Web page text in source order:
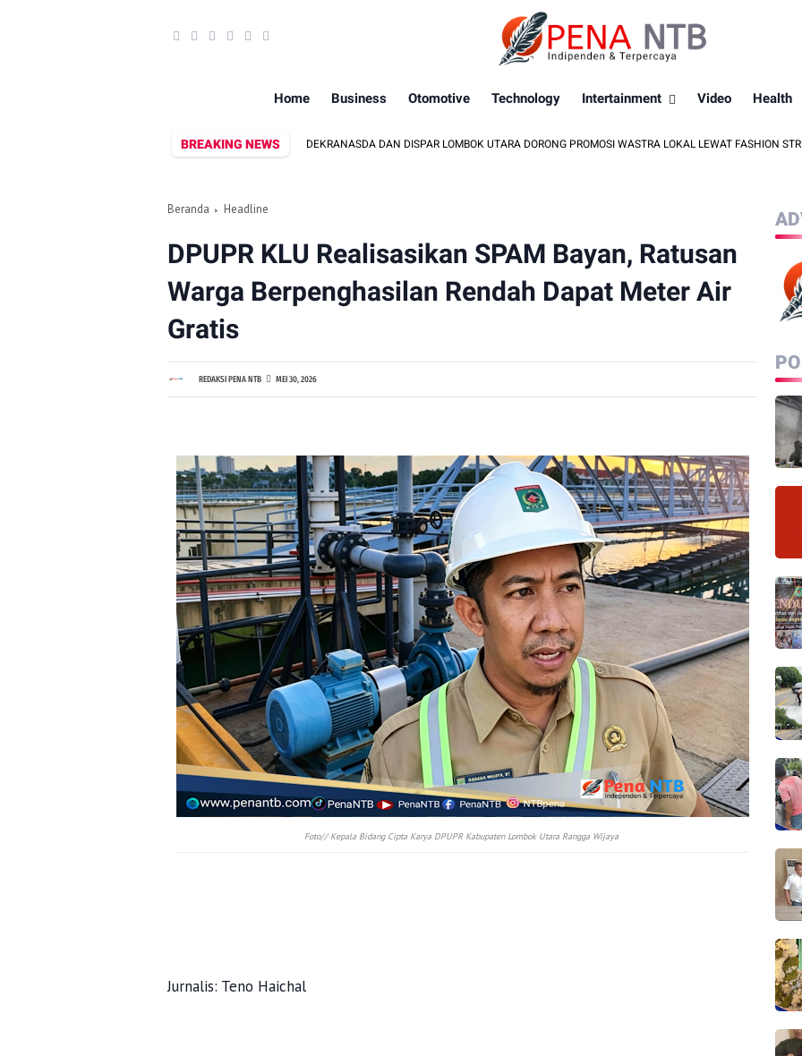
Home Business Otomotive Technology Intertainment Video Health
BREAKING NEWSDEKRANASDA DAN DISPAR LOMBOK UTARA DORONG PROMOSI WASTRA LOKAL LEWAT FASHION STREET 2026
Beranda Headline
DPUPR KLU Realisasikan SPAM Bayan, Ratusan
Warga Berpenghasilan Rendah Dapat Meter Air
Gratis
REDAKSI PENA NTB MEI 30, 2026
Foto// Kepala Bidang Cipta Karya DPUPR Kabupaten Lombok Utara Rangga Wijaya
Jurnalis: Teno Haichal